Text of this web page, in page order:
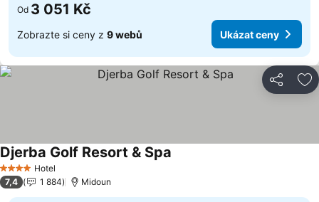
Od 3 051 Kč
Zobrazte si ceny z 9 webů Ukázat ceny
Sdílet
4 Počet hvězdiček
Hotel
Djerba Golf Resort & Spa
7,4 1 884 Midoun